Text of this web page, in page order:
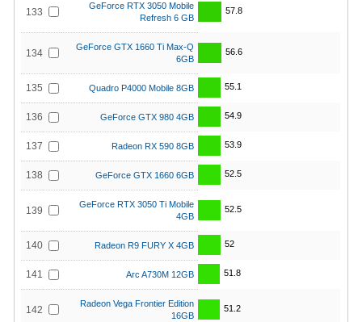
133
GeForce RTX 3050 Mobile
Refresh 6 GB
57.8
134
GeForce GTX 1660 Ti Max-Q
6GB
56.6
135 Quadro P4000 Mobile 8GB 55.1
136 GeForce GTX 980 4GB 54.9
137 Radeon RX 590 8GB 53.9
138 GeForce GTX 1660 6GB 52.5
139
GeForce RTX 3050 Ti Mobile
4GB
52.5
140 Radeon R9 FURY X 4GB 52
141 Arc A730M 12GB 51.8
142
Radeon Vega Frontier Edition
16GB
51.2